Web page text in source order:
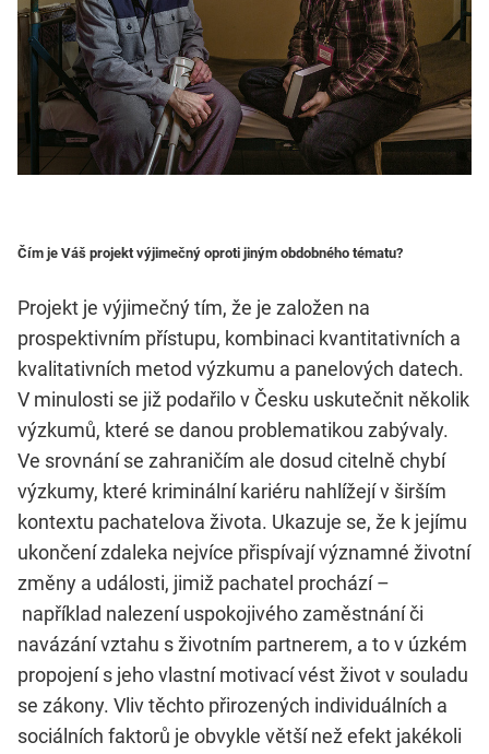
Čím je Váš projekt výjimečný oproti jiným obdobného tématu?
Projekt je výjimečný tím, že je založen na
prospektivním přístupu, kombinaci kvantitativních a
kvalitativních metod výzkumu a panelových datech.
V minulosti se již podařilo v Česku uskutečnit několik
výzkumů, které se danou problematikou zabývaly.
Ve srovnání se zahraničím ale dosud citelně chybí
výzkumy, které kriminální kariéru nahlížejí v širším
kontextu pachatelova života. Ukazuje se, že k jejímu
ukončení zdaleka nejvíce přispívají významné životní
změny a události, jimiž pachatel prochází –
například nalezení uspokojivého zaměstnání či
navázání vztahu s životním partnerem, a to v úzkém
propojení s jeho vlastní motivací vést život v souladu
se zákony. Vliv těchto přirozených individuálních a
sociálních faktorů je obvykle větší než efekt jakékoli